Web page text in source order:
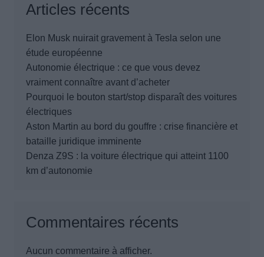
Articles récents
Elon Musk nuirait gravement à Tesla selon une
étude européenne
Autonomie électrique : ce que vous devez
vraiment connaître avant d’acheter
Pourquoi le bouton start/stop disparaît des voitures
électriques
Aston Martin au bord du gouffre : crise financière et
bataille juridique imminente
Denza Z9S : la voiture électrique qui atteint 1100
km d’autonomie
Commentaires récents
Aucun commentaire à afficher.